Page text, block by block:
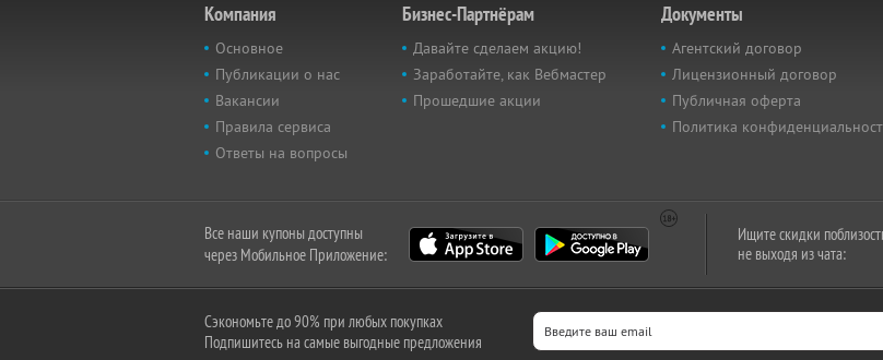
Компания
Основное
Публикации о нас
Вакансии
Правила сервиса
Ответы на вопросы
Бизнес-Партнёрам
Давайте сделаем акцию!
Заработайте, как Вебмастер
Прошедшие акции
Документы
Агентский договор
Лицензионный договор
Публичная оферта
Политика
Все наши купоны доступны
через Мобильное Приложение:
Ищите скидки
не выходя из чата:
Сэкономьте до 90% при любых покупках
Подпишитесь на самые выгодные предложения